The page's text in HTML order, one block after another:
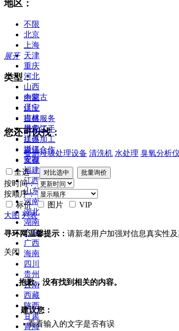
地区：
不限
北京
上海
天津
重庆
河北
山西
内蒙古
辽宁
吉林
黑龙江
江苏
浙江
安徽
福建
江西
山东
河南
湖北
湖南
广东
广西
海南
四川
贵州
云南
西藏
陕西
甘肃
青海
展开
类型：
全部
供应
提供服务
供应二手
提供加工
提供合作
库存
您还可以找：
餐厨垃圾处理设备 清洗机 水处理 臭氧分析仪
全选
按时间：
按顺序：
标价
图片
VIP
大图 列表
寻环网温馨提示： 请新老用户加强对信息真实性
关闭
抱歉，没有找到相关的内容。
建议您：
• 看看输入的文字是否有误